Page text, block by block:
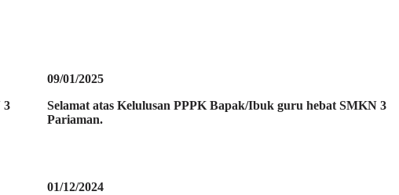
3
09/01/2025
Selamat atas Kelulusan PPPK Bapak/Ibuk guru hebat SMKN 3
Pariaman.
01/12/2024